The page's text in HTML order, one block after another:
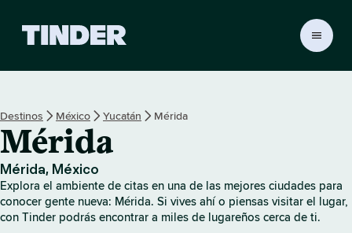
o
i
n
d
Destinos México Yucatán Mérida
Mérida
Mérida, México
Explora el ambiente de citas en una de las mejores ciudades para
conocer gente nueva: Mérida. Si vives ahí o piensas visitar el lugar,
con Tinder podrás encontrar a miles de lugareños cerca de ti.